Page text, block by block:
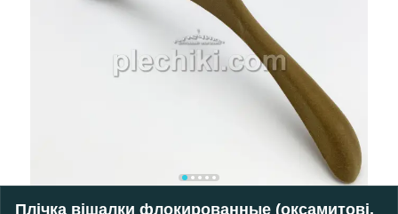
Плічка вішалки флокированные (оксамитові,